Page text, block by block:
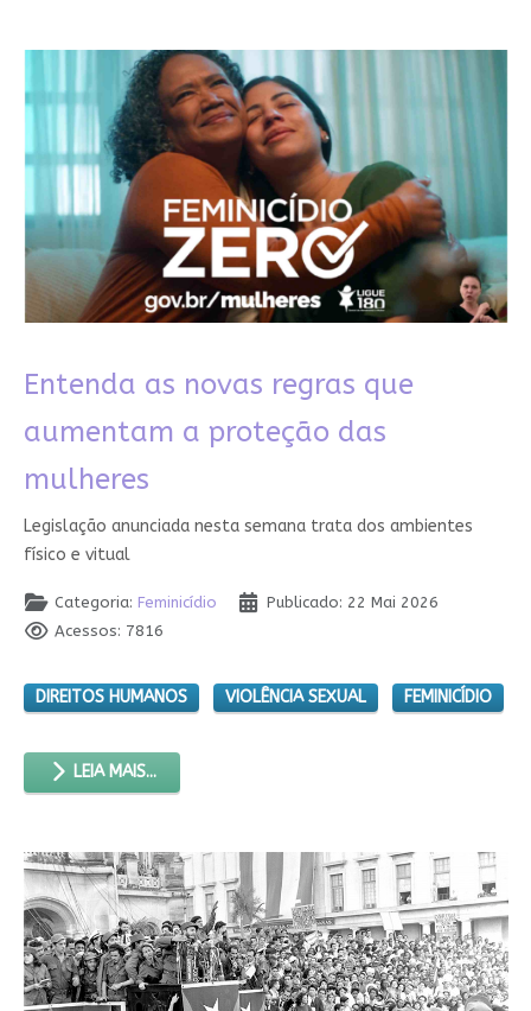
Entenda as novas regras que
aumentam a proteção das
mulheres
Legislação anunciada nesta semana trata dos ambientes
físico e vitual
Categoria: Feminicídio
Publicado: 22 Mai 2026
Acessos: 7816
DIREITOS HUMANOS VIOLÊNCIA SEXUAL FEMINICÍDIO
LEIA MAIS...